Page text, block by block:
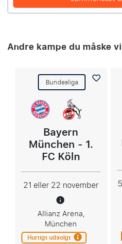
Andre kampe du måske
Bundesliga
Bayern
München - 1.
FC Köln
21 eller 22 november
Allianz Arena,
München
Hurtigt udsolgt